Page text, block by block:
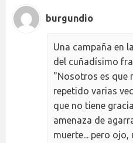
burgundio
Una campaña en
del cuñadísimo
"Nosotros es que
repetido varias
que no tiene
amenaza de
muerte... pero ojo,